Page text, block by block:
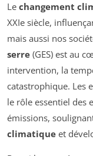
Le changement
XXIe siècle,
mais aussi nos
serre (GES) est au
intervention, la
catastrophique. Les
le rôle essentiel des
émissions,
climatique et